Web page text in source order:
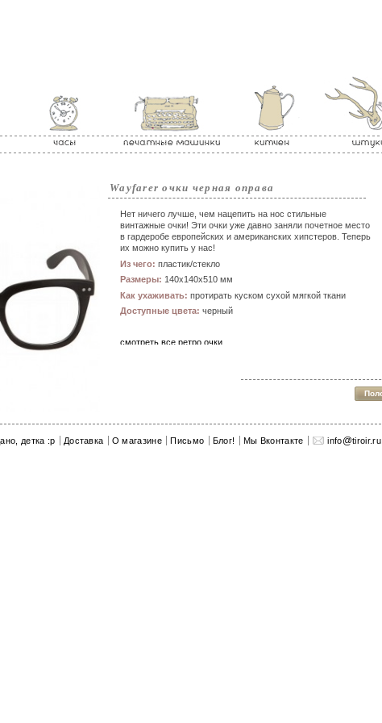
Wayfarer очки черная оправа
Нет ничего лучше, чем нацепить на нос стильные
винтажные очки! Эти очки уже давно заняли почетное место
в гардеробе европейских и американских хипстеров. Теперь
их можно купить у нас!
Из чего:пластик/стекло
Размеры: 140x140x510 мм
Как ухаживать:протирать куском сухой мягкой ткани
Доступные цвета:черный
смотреть все ретро очки
детка :p Доставка О магазине Письмо Блог! Мы Вконтакте info@tiroir.ru